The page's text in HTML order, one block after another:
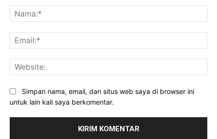
Simpan nama, email, dan situs web saya di browser ini
untuk lain kali saya berkomentar.